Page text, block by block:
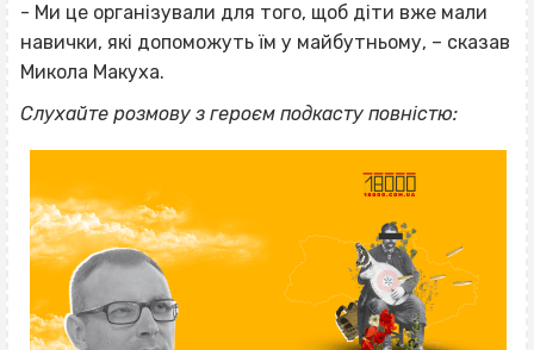
- Ми це організували для того, щоб діти вже мали
навички, які допоможуть їм у майбутньому, – сказав
Микола Макуха.
Слухайте розмову з героєм подкасту повністю: